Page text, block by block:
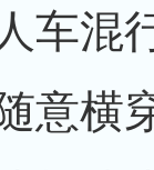
车混
意横